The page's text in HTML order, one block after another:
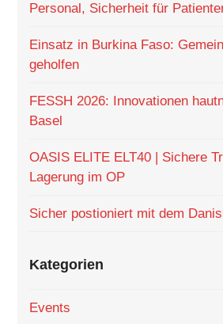
Personal, Sicherheit für
Einsatz in Burkina Faso:
geholfen
FESSH 2026: Innovationen
Basel
OASIS ELITE ELT40 | Sichere
Lagerung im OP
Sicher postioniert mit dem
Kategorien
Events